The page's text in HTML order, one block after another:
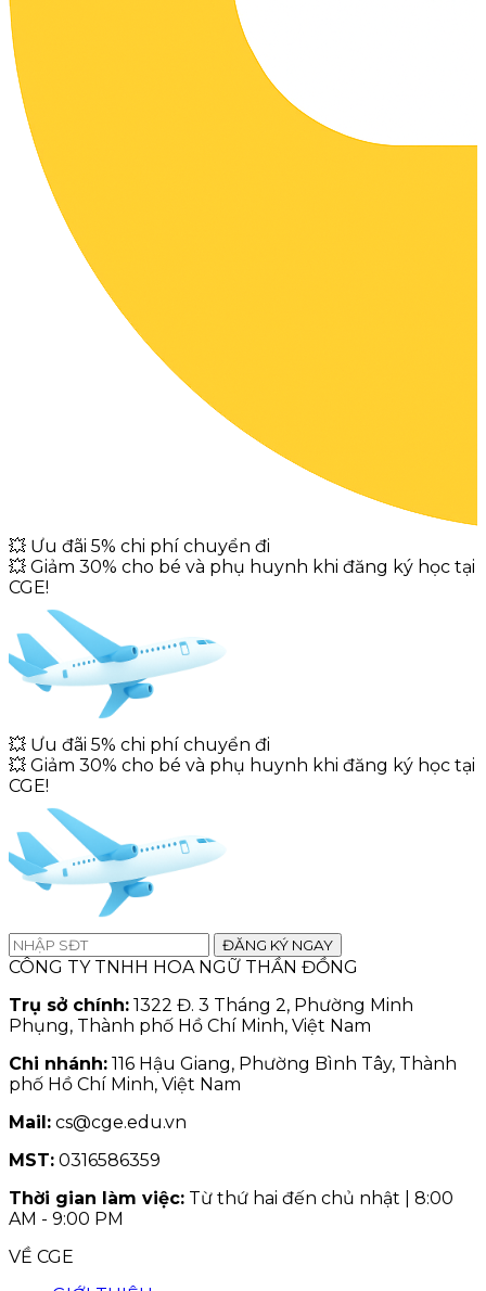
💥 Ưu đãi 5% chi phí chuyển đi
💥 Giảm 30% cho bé và phụ huynh khi đăng ký học tại
CGE!
💥 Ưu đãi 5% chi phí chuyển đi
💥 Giảm 30% cho bé và phụ huynh khi đăng ký học tại
CGE!
ĐĂNG KÝ NGAY
CÔNG TY TNHH HOA NGỮ THẦN ĐỒNG
Trụ sở chính: 1322 Đ. 3 Tháng 2, Phường Minh
Phụng, Thành phố Hồ Chí Minh, Việt Nam
Chi nhánh: 116 Hậu Giang, Phường Bình Tây, Thành
phố Hồ Chí Minh, Việt Nam
Mail: cs@cge.edu.vn
MST: 0316586359
Thời gian làm việc: Từ thứ hai đến chủ nhật | 8:00
AM - 9:00 PM
VỀ CGE